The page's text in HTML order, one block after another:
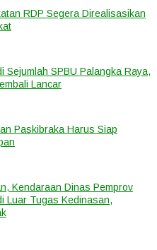
RDP Segera Direalisasikan
Sejumlah SPBU Palangka Raya,
Lancar
Paskibraka Harus Siap
Kendaraan Dinas Pemprov
Luar Tugas Kedinasan,